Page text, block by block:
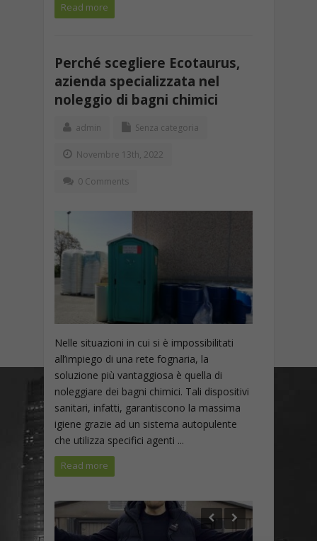
Read more
Perché scegliere Ecotaurus,
azienda specializzata nel
noleggio di bagni chimici
admin Senza categoria
Novembre 13th, 2022
0 Comments
Nelle situazioni in cui si è impossibilitati
all’impiego di una rete fognaria, la
soluzione più vantaggiosa è quella di
noleggiare dei bagni chimici. Tali dispositivi
sanitari, infatti, garantiscono la massima
igiene grazie ad un sistema autopulente
che utilizza specifici agenti ...
Read more